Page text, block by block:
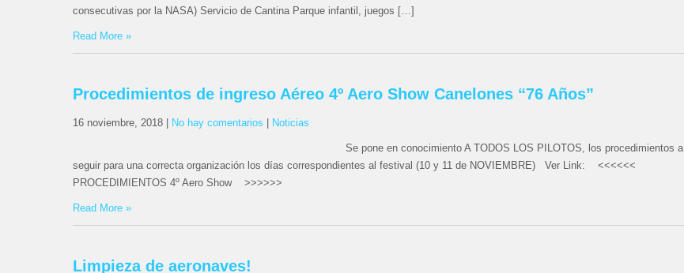
consecutivas por la NASA) Servicio de Cantina Parque infantil, juegos […]
Read More »
Procedimientos de ingreso Aéreo 4º Aero Show Canelones “76 Años”
16 noviembre, 2018 No hay comentarios Noticias
Se pone en conocimiento A TODOS LOS PILOTOS, los procedimientos a
seguir para una correcta organización los días correspondientes al festival (10 y 11 de NOVIEMBRE) Ver Link: <<<<<<
PROCEDIMIENTOS 4º Aero Show >>>>>>
Read More »
Limpieza de aeronaves!